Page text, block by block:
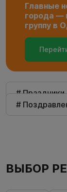
Главные
города —
группу в
# Праздники
#
ВЫБОР